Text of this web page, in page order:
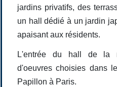
jardins privatifs, des
un hall dédié à un jardin
apaisant aux résidents.
L'entrée du hall de la
d'oeuvres choisies dans
Papillon à Paris.